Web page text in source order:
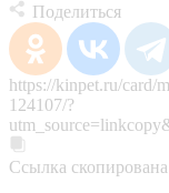
Поделиться
https://kinpet.ru/card/
124107/?
Ссылка скопирована